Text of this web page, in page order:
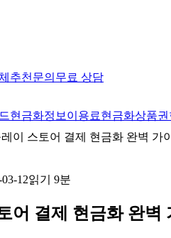
추천 문의 무료 상담
현금화정보이용료현금화상품
이 스토어 결제 현금화 완벽 가
12읽기 9분
어 결제 현금화 완벽